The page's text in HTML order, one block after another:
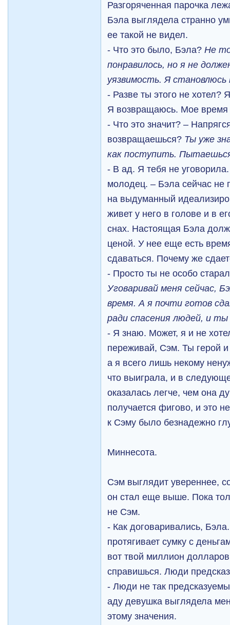
Разгоряченная парочка
Бэла выглядела странно
ее такой не видел.
- Что это было, Бэла?Не
понравилось, но я не
уязвимость. Я
- Разве ты этого не
Я возвращаюсь. Мое
- Что это значит? –
возвращаешься? Ты уже
как поступить.
- В ад. Я тебя не
молодец. – Бэла сейчас не
на выдуманный
живет у него в голове и в
снах. Настоящая Бэла
ценой. У нее еще есть
сдаваться. Почему же
- Просто ты не особо
Уговаривай меня сейчас,
время. А я почти готов
ради спасения людей, и
- Я знаю. Может, я и не
переживай, Сэм. Ты герой
а я всего лишь некому
что выиграла, и в
оказалась легче, чем она
получается фигово, и это
к Сэму было безнадежно
Миннесота.
Сэм выглядит увереннее,
он стал еще выше. Пока
не Сэм.
- Как договаривались,
протягивает сумку с
вот твой миллион
справишься. Люди
- Люди не так
аду девушка выглядела
этому значения.